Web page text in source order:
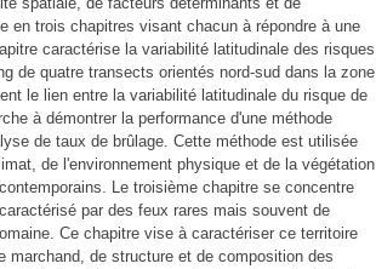
en trois chapitres visant chacun à répondre à une
caractérise la variabilité latitudinale des risques
de quatre transects orientés nord-sud dans la zone
le lien entre la variabilité latitudinale du risque de
à démontrer la performance d'une méthode
de taux de brûlage. Cette méthode est utilisée
de l'environnement physique et de la végétation
Le troisième chapitre se concentre
par des feux rares mais souvent de
Ce chapitre vise à caractériser ce territoire
marchand, de structure et de composition des